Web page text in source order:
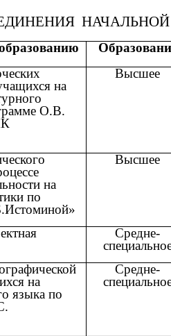
на
О.В.
Высшее
на
по
Высшее
Средне-
на
языка по
Средне-